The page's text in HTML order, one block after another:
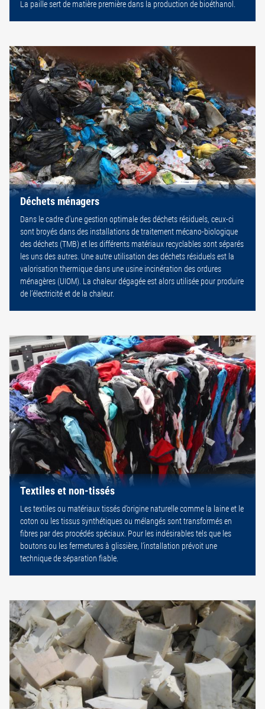
La paille sert de matière première dans la production de bioéthanol.
Déchets ménagers
Dans le cadre d’une gestion optimale des déchets résiduels, ceux-ci
sont broyés dans des installations de traitement mécano-biologique
des déchets (TMB) et les différents matériaux recyclables sont séparés
les uns des autres. Une autre utilisation des déchets résiduels est la
valorisation thermique dans une usine incinération des ordures
ménagères (UIOM). La chaleur dégagée est alors utilisée pour produire
de l’électricité et de la chaleur.
Textiles et non-tissés
Les textiles ou matériaux tissés d’origine naturelle comme la laine et le
coton ou les tissus synthétiques ou mélangés sont transformés en
fibres par des procédés spéciaux. Pour les indésirables tels que les
boutons ou les fermetures à glissière, l’installation prévoit une
technique de séparation fiable.